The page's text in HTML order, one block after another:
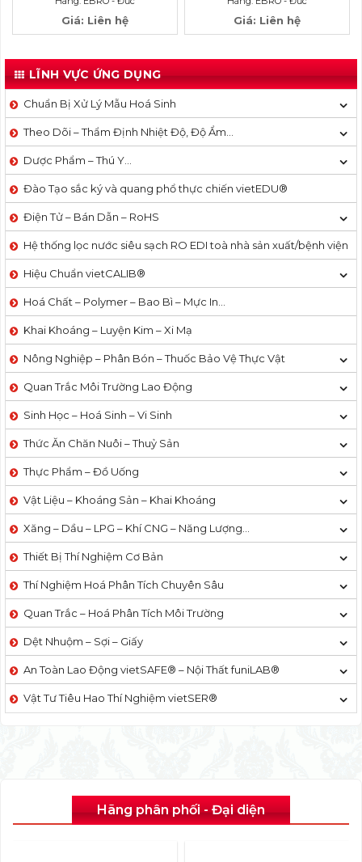
Giá: Liên hệ Giá: Liên hệ
LĨNH VỰC ỨNG DỤNG
Chuẩn Bị Xử Lý Mẫu Hoá Sinh
Theo Dõi – Thẩm Định Nhiệt Độ, Độ Ẩm…
Dược Phẩm – Thú Y…
Đào Tạo sắc ký và quang phổ thực chiến vietEDU®
Điện Tử – Bán Dẫn – RoHS
Hệ thống lọc nước siêu sạch RO EDI​​ toà nhà sản xuất/bệnh viện
Hiệu Chuẩn vietCALIB®
Hoá Chất – Polymer – Bao Bì – Mực In…
Khai Khoáng – Luyện Kim – Xi Mạ
Nông Nghiệp – Phân Bón – Thuốc Bảo Vệ Thực Vật
Quan Trắc Môi Trường Lao Động
Sinh Học – Hoá Sinh – Vi Sinh
Thức Ăn Chăn Nuôi – Thuỷ Sản
Thực Phẩm – Đồ Uống
Vật Liệu – Khoáng Sản – Khai Khoáng
Xăng – Dầu – LPG – Khí CNG – Năng Lượng…
Thiết Bị Thí Nghiệm Cơ Bản
Thí Nghiệm Hoá Phân Tích Chuyên Sâu
Quan Trắc – Hoá Phân Tích Môi Trường
Dệt Nhuộm – Sợi – Giấy
An Toàn Lao Động vietSAFE® – Nội Thất funiLAB®
Vật Tư Tiêu Hao Thí Nghiệm vietSER®
Hãng phân phối - Đại diện